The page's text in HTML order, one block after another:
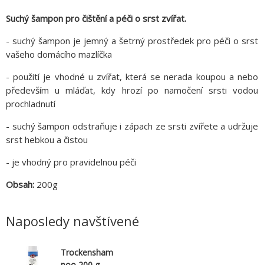
Suchý šampon pro čištění a péči o srst zvířat.
- suchý šampon je jemný a šetrný prostředek pro péči o srst
vašeho domácího mazlíčka
- použití je vhodné u zvířat, která se nerada koupou a nebo
především u mláďat, kdy hrozí po namočení srsti vodou
prochladnutí
- suchý šampon odstraňuje i zápach ze srsti zvířete a udržuje
srst hebkou a čistou
- je vhodný pro pravidelnou péči
Obsah: 200g
Naposledy navštívené
Trockensham